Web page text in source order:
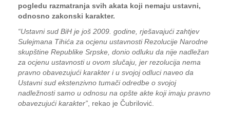
pogledu razmatranja svih akata koji nemaju ustavni,
odnosno zakonski karakter.
“Ustavni sud BiH je još 2009. godine, rješavajući zahtjev
Sulejmana Tihića za ocjenu ustavnosti Rezolucije Narodne
skupštine Republike Srpske, donio odluku da nije nadležan
za ocjenu ustavnosti u ovom slučaju, jer rezolucija nema
pravno obavezujući karakter i u svojoj odluci naveo da
Ustavni sud ekstenzivno tumači odredbe o svojoj
nadležnosti samo u odnosu na opšte akte koji imaju pravno
obavezujući karakter” , rekao je Čubrilović.